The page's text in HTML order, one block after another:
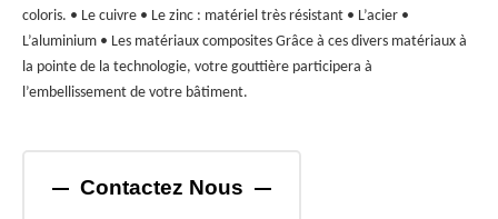
coloris. • Le cuivre • Le zinc : matériel très résistant • L’acier •
L’aluminium • Les matériaux composites Grâce à ces divers matériaux à
la pointe de la technologie, votre gouttière participera à
l’embellissement de votre bâtiment.
Contactez Nous